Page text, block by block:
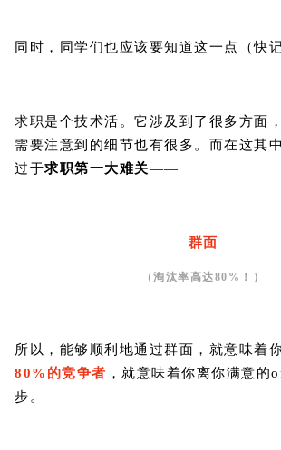
同时，同学们也应该要知道这一点（快
求职是个技术活。它涉及到了很多方面
需要注意到的细节也有很多。而在这其
过于求职第一大难关——
群面
（淘汰率高达80%！）
所以，能够顺利地通过群面，就意味着
80%的竞争者 ，就意味着你离你满意的
步。